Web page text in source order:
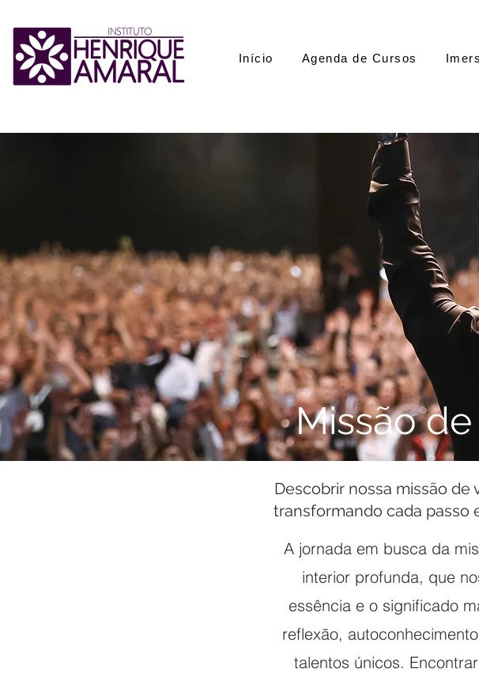
Início Agenda de Cursos
Missão
Descobrir nossa missão
transformando cada passo
A jornada em busca da
interior profunda, que
essência e o significado
reflexão,
talentos únicos.